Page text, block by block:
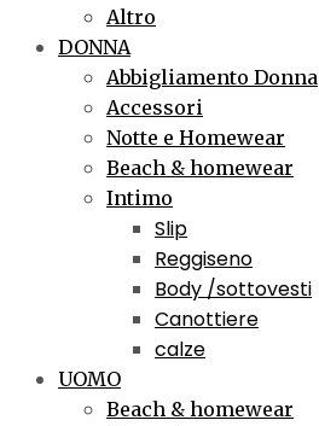
Altro
DONNA
Abbigliamento Donna
Accessori
Notte e Homewear
Beach & homewear
Intimo
Slip
Reggiseno
Body /sottovesti
Canottiere
calze
UOMO
Beach & homewear